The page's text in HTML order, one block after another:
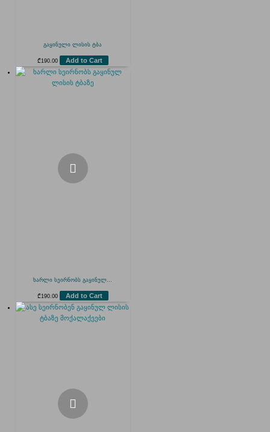
გაყინული ლისის ტბა
₾ 190.00 Add to Cart
ხარლი სეირნობს გაყინულ...
₾ 190.00 Add to Cart